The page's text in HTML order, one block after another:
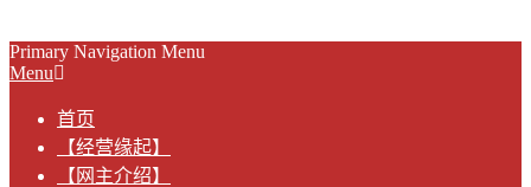
Primary Navigation Menu
Menu
首页
【经营缘起】
【网主介绍】